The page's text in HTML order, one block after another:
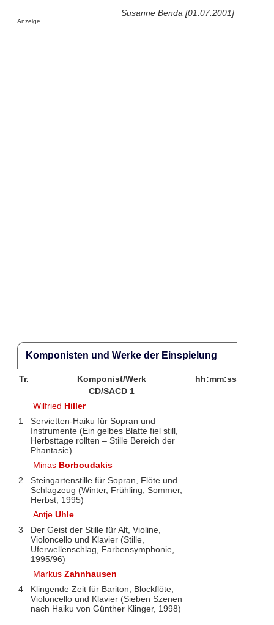
Susanne Benda [01.07.2001]
Anzeige
Komponisten und Werke der Einspielung
Tr. Komponist/Werk
hh:mm:ss
CD/SACD 1
Wilfried Hiller
1
Servietten-Haiku für Sopran und
Instrumente (Ein gelbes Blatte fiel still,
Herbsttage rollten – Stille Bereich der
Phantasie)
Minas Borboudakis
2
Steingartenstille für Sopran, Flöte und
Schlagzeug (Winter, Frühling, Sommer,
Herbst, 1995)
AntjeUhle
3
Der Geist der Stille für Alt, Violine,
Violoncello und Klavier (Stille,
Uferwellenschlag, Farbensymphonie,
1995/96)
MarkusZahnhausen
4
Klingende Zeit für Bariton, Blockflöte,
Violoncello und Klavier (Sieben Szenen
nach Haiku von Günther Klinger, 1998)